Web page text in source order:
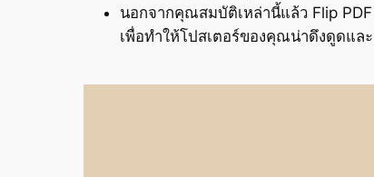
นอกจากคุณสมบัติเหล่านี้แล้ว Flip
เพื่อทำให้โปสเตอร์ของคุณน่าดึงดูดแล